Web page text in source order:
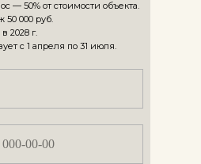
— 50% от стоимости объекта.
000 руб.
2028 г.
с 1 апреля по 31 июля.